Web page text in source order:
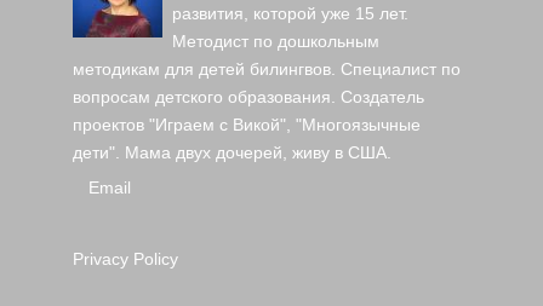
развития, которой уже 15 лет.
Методист по дошкольным
методикам для детей билингвов. Специалист по
вопросам детского образования. Создатель
проектов "Играем с Викой", "Многоязычные
дети". Мама двух дочерей, живу в США.
Email
Privacy Policy